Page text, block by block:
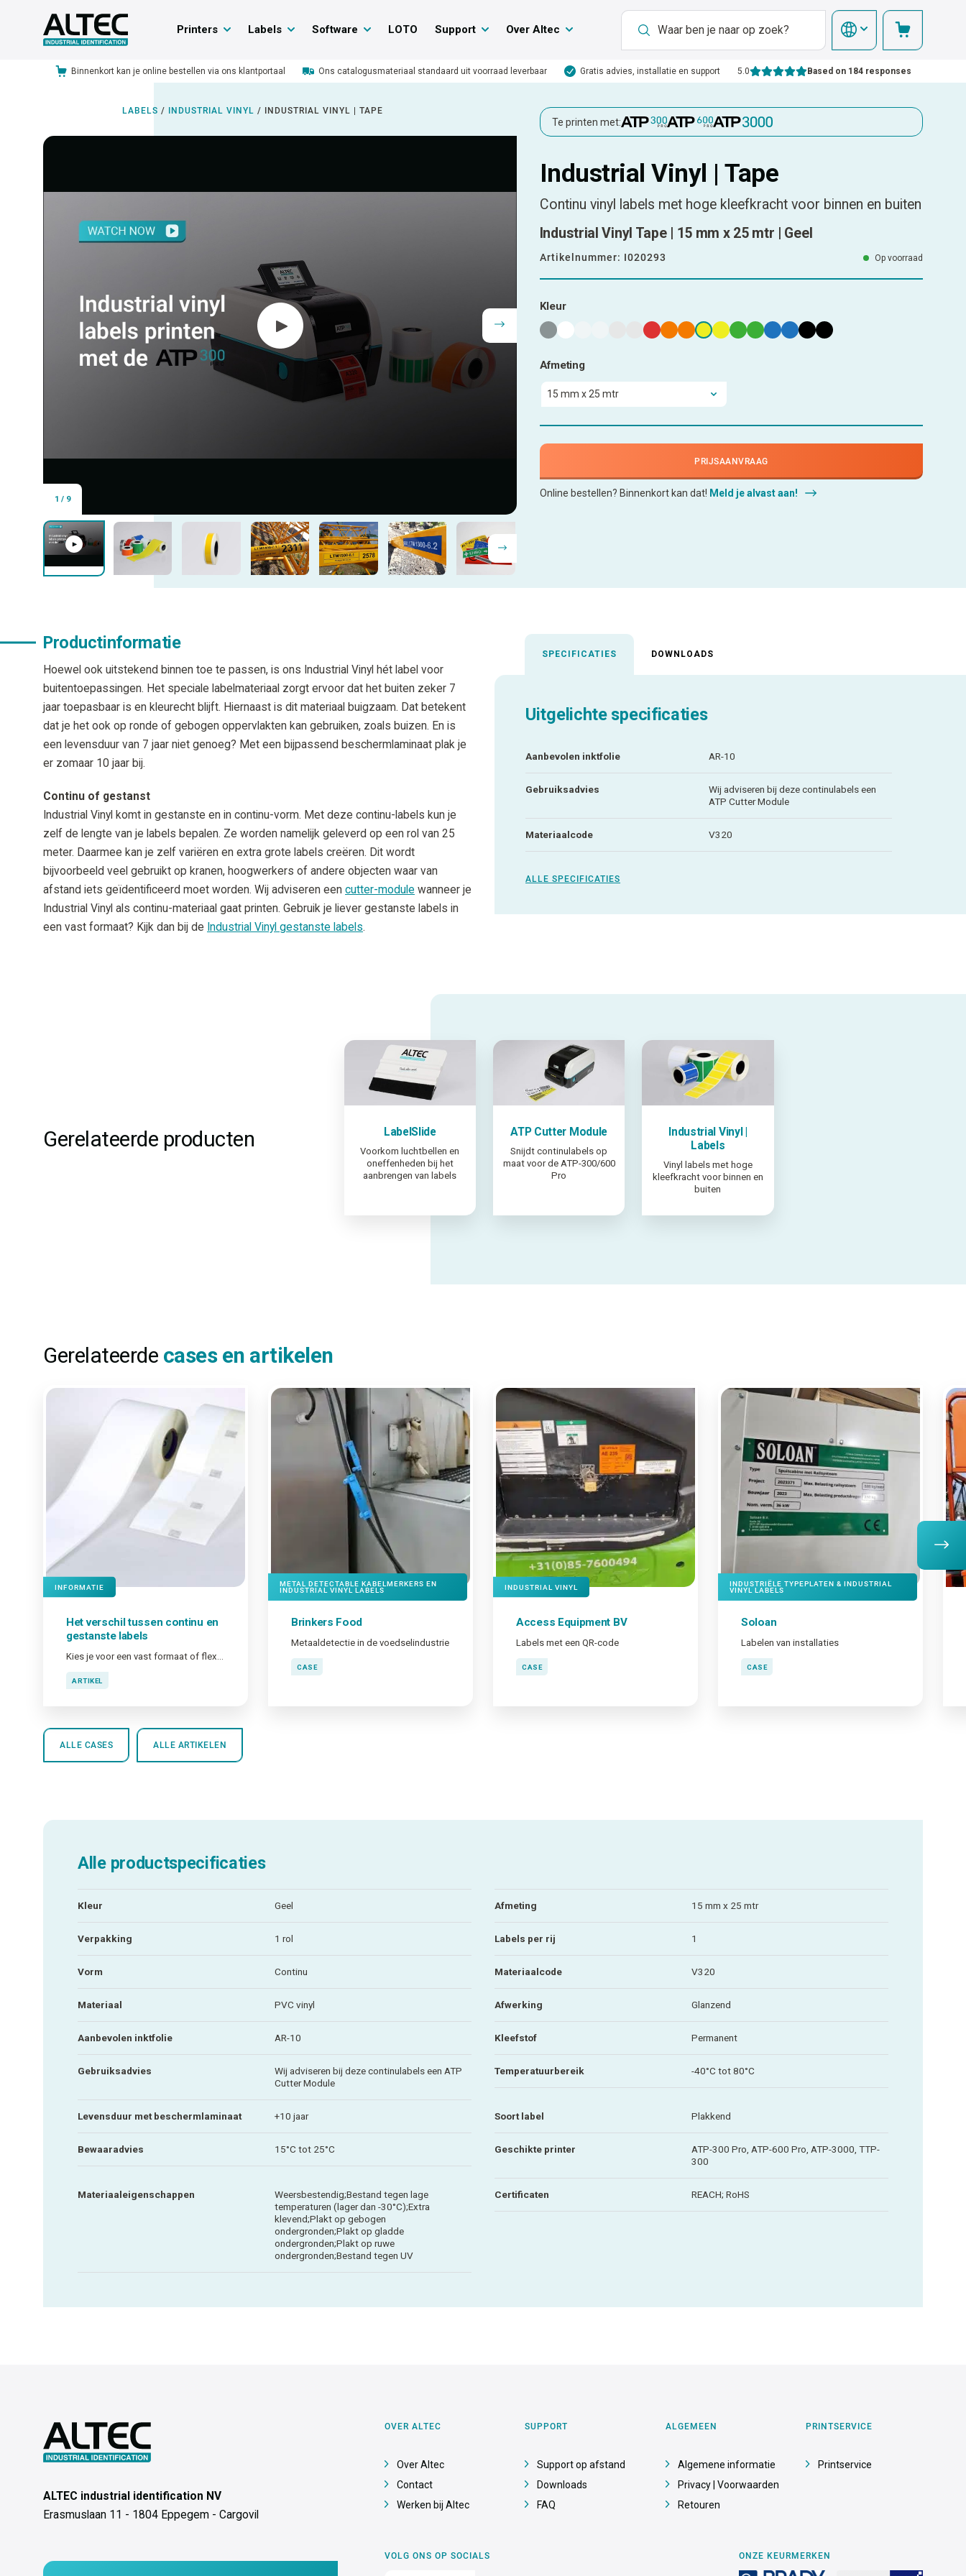
Printers Labels Software LOTO Support Over Altec
Binnenkort kan je online bestellen via ons klantportaal Ons catalogusmateriaal standaard uit voorraad leverbaar Gratis advies, installatie en support 5.0 Based on 184 responses
LABELS / INDUSTRIAL VINYL / INDUSTRIAL VINYL | TAPE
1 / 9
Te printen met:
Industrial Vinyl | Tape
Continu vinyl labels met hoge kleefkracht voor binnen en buiten
Industrial Vinyl Tape | 15 mm x 25 mtr | Geel
Artikelnummer: I020293 Op voorraad
Kleur
Afmeting
PRIJSAANVRAAG
Online bestellen? Binnenkort kan dat! Meld je alvast aan!
Productinformatie
Hoewel ook uitstekend binnen toe te passen, is ons Industrial Vinyl hét label voor
buitentoepassingen. Het speciale labelmateriaal zorgt ervoor dat het buiten zeker 7
jaar toepasbaar is en kleurecht blijft. Hiernaast is dit materiaal buigzaam. Dat betekent
dat je het ook op ronde of gebogen oppervlakten kan gebruiken, zoals buizen. En is
een levensduur van 7 jaar niet genoeg? Met een bijpassend beschermlaminaat plak je
er zomaar 10 jaar bij.
Continu of gestanst
Industrial Vinyl komt in gestanste en in continu-vorm. Met deze continu-labels kun je
zelf de lengte van je labels bepalen. Ze worden namelijk geleverd op een rol van 25
meter. Daarmee kan je zelf variëren en extra grote labels creëren. Dit wordt
bijvoorbeeld veel gebruikt op kranen, hoogwerkers of andere objecten waar van
afstand iets geïdentificeerd moet worden. Wij adviseren een cutter-module wanneer je
Industrial Vinyl als continu-materiaal gaat printen. Gebruik je liever gestanste labels in
een vast formaat? Kijk dan bij de Industrial Vinyl gestanste labels.
SPECIFICATIES DOWNLOADS
Uitgelichte specificaties
Aanbevolen inktfolie AR-10
Gebruiksadvies
Wij adviseren bij deze continulabels een
ATP Cutter Module
Materiaalcode V320
ALLE SPECIFICATIES
Gerelateerde producten LabelSlide
Voorkom luchtbellen en
oneffenheden bij het
aanbrengen van labels
ATP Cutter Module
Snijdt continulabels op
maat voor de ATP-300/600
Pro
Industrial Vinyl |
Labels
Vinyl labels met hoge
kleefkracht voor binnen en
buiten
Gerelateerde cases en artikelen
INFORMATIE
Het verschil tussen continu en
gestanste labels
ARTIKEL
METAL DETECTABLE KABELMERKERS EN
INDUSTRIAL VINYL LABELS
Brinkers Food
Metaaldetectie in de voedselindustrie
CASE
INDUSTRIAL VINYL
Access Equipment BV
Labels met een QR-code
CASE
INDUSTRIËLE TYPEPLATEN & INDUSTRIAL
VINYL LABELS
Soloan
Labelen van installaties
CASE
ALLE CASES ALLE ARTIKELEN
Alle productspecificaties
Kleur Geel Afmeting 15 mm x 25 mtr
Verpakking 1 rol Labels per rij 1
Vorm Continu Materiaalcode V320
Materiaal PVC vinyl Afwerking Glanzend
Aanbevolen inktfolie AR-10 Kleefstof Permanent
Gebruiksadvies
Wij adviseren bij deze continulabels een ATP
Cutter Module
Temperatuurbereik -40°C tot 80°C
Levensduur met beschermlaminaat +10 jaar Soort label Plakkend
Bewaaradvies 15°C tot 25°C Geschikte printer
ATP-300 Pro, ATP-600 Pro, ATP-3000, TTP-
300
Materiaaleigenschappen
Weersbestendig;Bestand tegen lage
temperaturen (lager dan -30°C);Extra
klevend;Plakt op gebogen
ondergronden;Plakt op gladde
ondergronden;Plakt op ruwe
ondergronden;Bestand tegen UV
Certificaten REACH; RoHS
ALTEC industrial identification NV
Erasmuslaan 11 - 1804 Eppegem - Cargovil
OVER ALTEC
Over Altec
Contact
Werken bij Altec
SUPPORT
Support op afstand
Downloads
FAQ
ALGEMEEN
Algemene informatie
Privacy | Voorwaarden
Retouren
PRINTSERVICE
Printservice
VOLG ONS OP SOCIALS ONZE KEURMERKEN